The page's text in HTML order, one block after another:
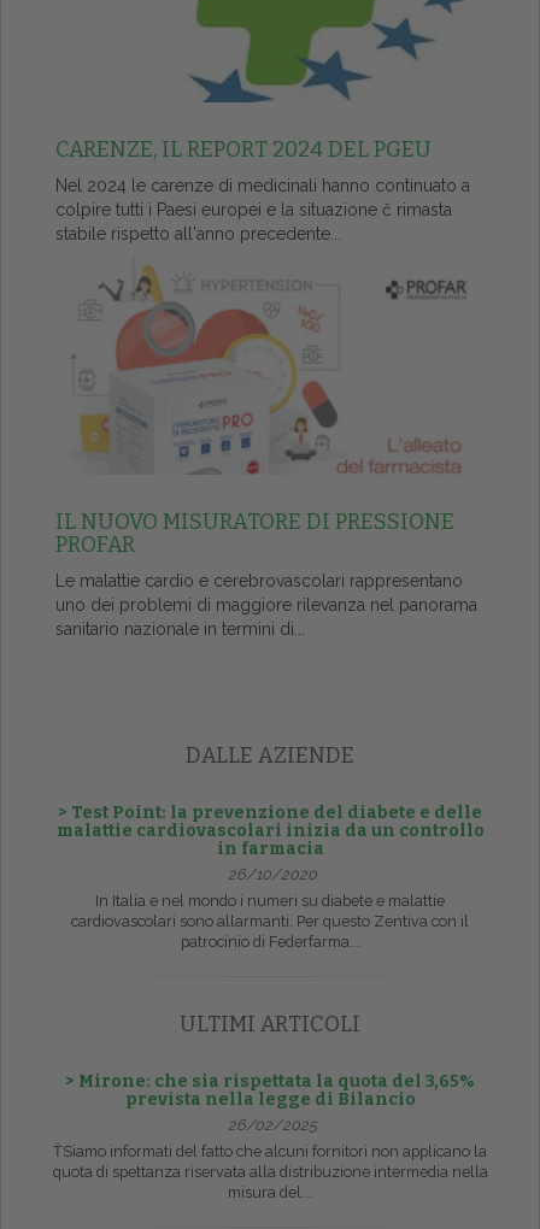
CARENZE, IL REPORT 2024 DEL PGEU
Nel 2024 le carenze di medicinali hanno continuato a
colpire tutti i Paesi europei e la situazione č rimasta
stabile rispetto all'anno precedente...
IL NUOVO MISURATORE DI PRESSIONE
PROFAR
Le malattie cardio e cerebrovascolari rappresentano
uno dei problemi di maggiore rilevanza nel panorama
sanitario nazionale in termini di...
DALLE AZIENDE
> Test Point: la prevenzione del diabete e delle
malattie cardiovascolari inizia da un controllo
in farmacia
26/10/2020
In Italia e nel mondo i numeri su diabete e malattie
cardiovascolari sono allarmanti. Per questo Zentiva con il
patrocinio di Federfarma...
ULTIMI ARTICOLI
> Mirone: che sia rispettata la quota del 3,65%
prevista nella legge di Bilancio
26/02/2025
ŤSiamo informati del fatto che alcuni fornitori non applicano la
quota di spettanza riservata alla distribuzione intermedia nella
misura del...